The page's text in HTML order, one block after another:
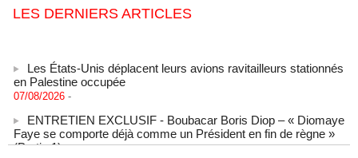
LES DERNIERS ARTICLES
Les États-Unis déplacent leurs avions ravitailleurs stationnés
en Palestine occupée
07/08/2026 -
Faye se comporte déjà comme un Président en fin de règne »
(Partie 1)